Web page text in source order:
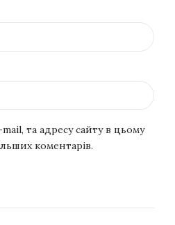
та адресу сайту в цьому
коментарів.